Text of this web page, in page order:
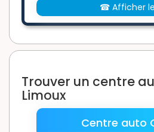
☎ Afficher le
Trouver un centre
Limoux
Centre auto